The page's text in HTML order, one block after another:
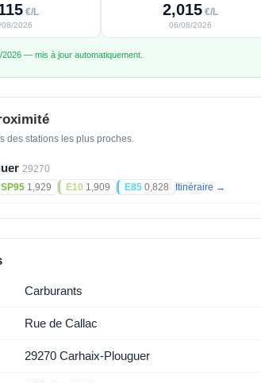
€/L
08/2026
2,015 €/L
06/08/2026
— mis à jour automatiquement.
des stations les plus proches.
29270
SP95 1,929 E10 1,909 E85 0,828 Itinéraire →
Carburants
Rue de Callac
29270 Carhaix-Plouguer